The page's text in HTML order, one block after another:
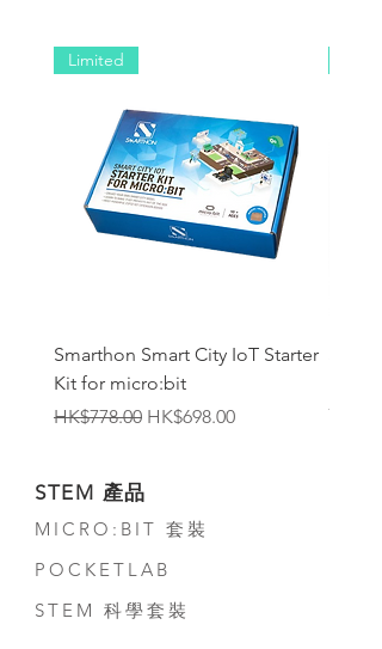
Limited
Smarthon Smart City IoT Starter
Kit for micro:bit
一般價格
HK$778.00 促銷價格
HK$698.00
無庫存
STEM 產品
MICRO:BIT 套裝
POCKETLAB
STEM 科學套裝